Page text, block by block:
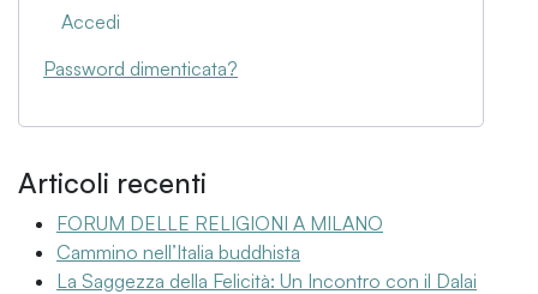
Accedi
Password dimenticata?
Articoli recenti
FORUM DELLE RELIGIONI A MILANO
Cammino nell’Italia buddhista
La Saggezza della Felicità: Un Incontro con il Dalai